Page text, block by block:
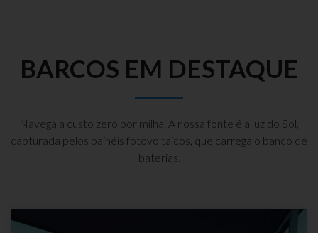
BARCOS EM DESTAQUE
Navega a custo zero por milha. A nossa fonte é a luz do Sol,
capturada pelos painéis fotovoltaicos, que carrega o banco de
baterias.